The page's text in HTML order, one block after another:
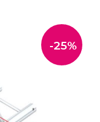
-25%